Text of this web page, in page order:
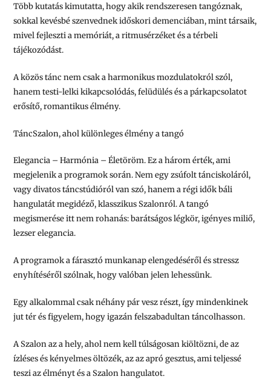
Több kutatás kimutatta, hogy akik rendszeresen tangóznak,
sokkal kevésbé szenvednek időskori demenciában, mint társaik,
mivel fejleszti a memóriát, a ritmusérzéket és a térbeli
tájékozódást.
A közös tánc nem csak a harmonikus mozdulatokról szól,
hanem testi-lelki kikapcsolódás, felüdülés és a párkapcsolatot
erősítő, romantikus élmény.
TáncSzalon, ahol különleges élmény a tangó
Elegancia – Harmónia – Életöröm. Ez a három érték, ami
megjelenik a programok során. Nem egy zsúfolt tánciskoláról,
vagy divatos táncstúdióról van szó, hanem a régi idők báli
hangulatát megidéző, klasszikus Szalonról. A tangó
megismerése itt nem rohanás:barátságos légkör, igényes miliő,
lezser elegancia.
A programok a fárasztó munkanap elengedéséről és stressz
enyhítéséről szólnak, hogy valóban jelen lehessünk.
Egy alkalommal csak néhány pár vesz részt, így mindenkinek
jut tér és figyelem, hogy igazán felszabadultan táncolhasson.
A Szalon az a hely, ahol nem kell túlságosan kiöltözni, de az
ízléses és kényelmes öltözék, az az apró gesztus, ami teljessé
teszi az élményt és a Szalon hangulatot.